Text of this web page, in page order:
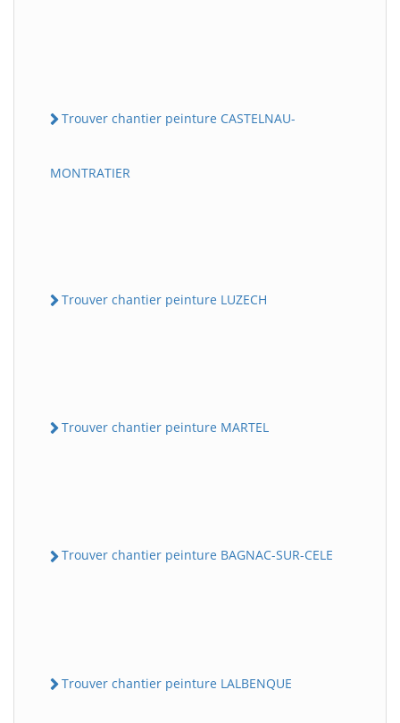
Trouver chantier peinture CASTELNAU-
MONTRATIER
Trouver chantier peinture LUZECH
Trouver chantier peinture MARTEL
Trouver chantier peinture BAGNAC-SUR-CELE
Trouver chantier peinture LALBENQUE